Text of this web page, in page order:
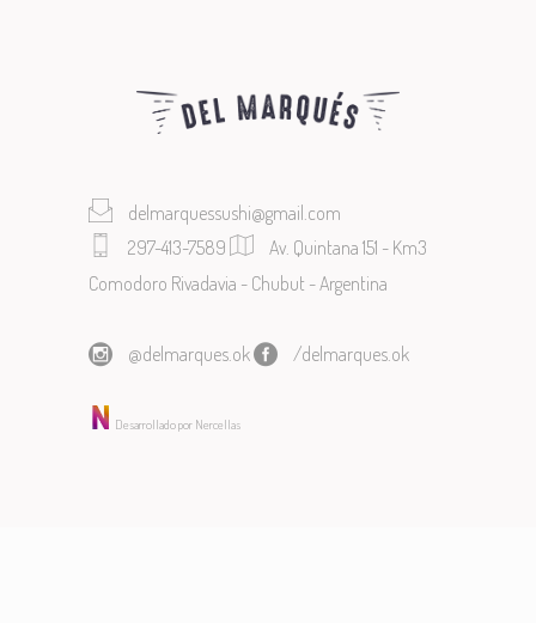
delmarquessushi@gmail.com
297-413-7589
Av. Quintana 151 - Km3
Comodoro Rivadavia - Chubut - Argentina
@delmarques.ok /delmarques.ok
Desarrollado por Nercellas